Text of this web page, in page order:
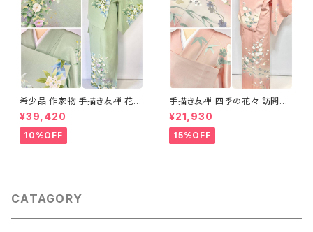
希少品 作家物 手描き友禅 花鳥
文 椿 沈丁花 訪問着 正絹 袷 黄
緑 青 白 1418
¥39,420
10%OFF
手描き友禅 四季の花々 訪問着
袷 正絹 サーモンピンク クリー
ム 白 桃花色 1434
¥21,930
15%OFF
CATAGORY